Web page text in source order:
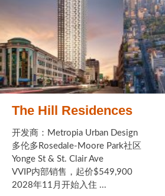
The Hill Residences
开发商：Metropia Urban Design
多伦多Rosedale-Moore Park社区
Yonge St & St. Clair Ave
VVIP内部销售，起价$549,900
2028年11月开始入住 ...